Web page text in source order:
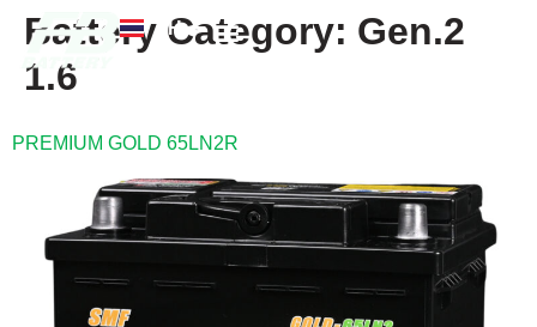
TH
EN
Battery Category: Gen.2
1.6
PREMIUM GOLD 65LN2R